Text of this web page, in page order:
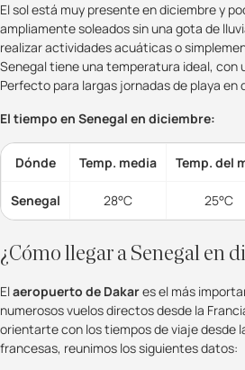
El sol está muy presente en diciembre y
ampliamente soleados sin una gota de
realizar actividades acuáticas o
Senegal tiene una temperatura ideal, con
Perfecto para largas jornadas de playa en
El tiempo en Senegal en diciembre:
Dónde Temp. media Temp. del
Senegal 28°C 25°C
¿Cómo llegar a Senegal en
Elaeropuerto de Dakares el más
numerosos vuelos directos desde la
orientarte con los tiempos de viaje desde
francesas, reunimos los siguientes datos: